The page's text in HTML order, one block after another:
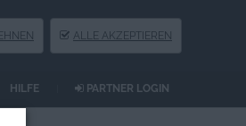
ALLE AKZEPTIEREN
HILFE PARTNER LOGIN